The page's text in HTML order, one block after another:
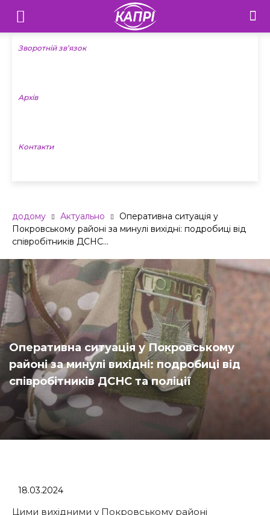
Телебачення
«Капрі»
Новини
Зворотній зв’язок
Архів
Контакти
додому Актуально
Оперативна ситуація у
Покровському районі за минулі вихідні: подробиці від
співробітників ДСНС...
Оперативна ситуація у Покровському
районі за минулі вихідні: подробиці від
співробітників ДСНС та поліції
18.03.2024
Цими вихідними у Покровському районі